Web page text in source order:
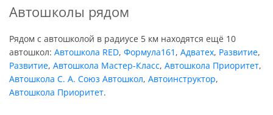
Автошколы рядом
Рядом с автошколой в радиусе 5 км находятся ещё 10
автошкол: Автошкола RED, Формула161 , Адватех, Развитие,
Развитие, Автошкола Мастер-Класс, Автошкола Приоритет,
Автошкола С. А. Союз Автошкол, Автоинструктор,
Автошкола Приоритет.